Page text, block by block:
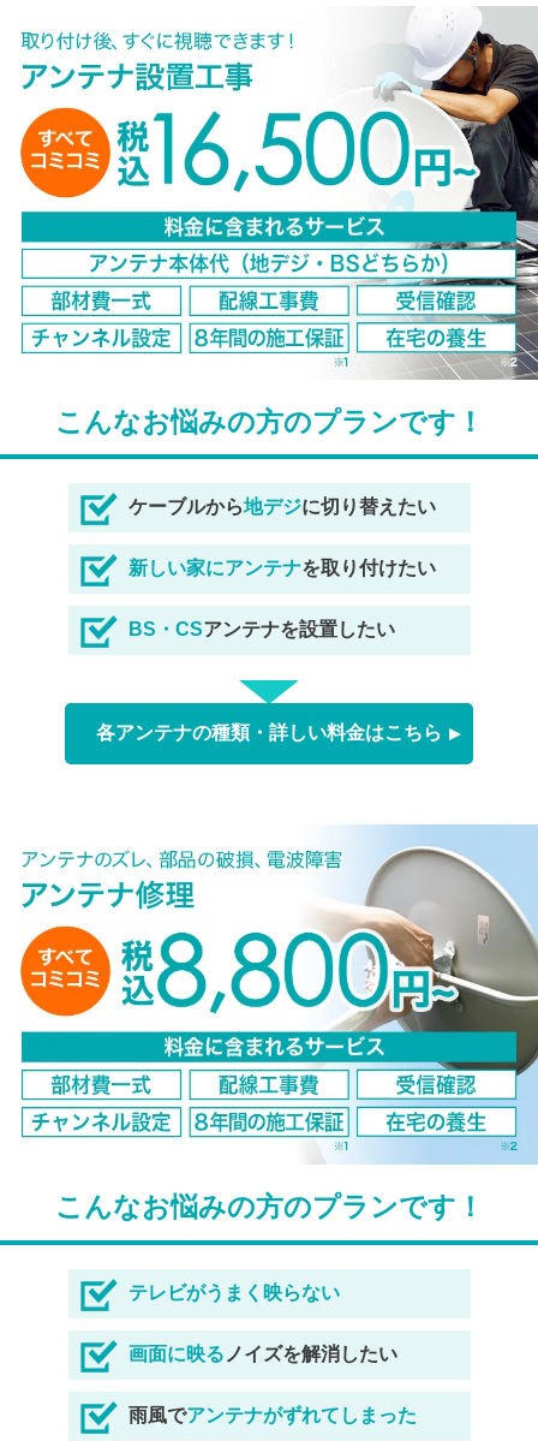
こんなお悩みの方のプランです！
ケーブルから地デジに切り替えたい
新しい家にアンテナを取り付けたい
BS・CSアンテナを設置したい
各アンテナの種類・詳しい料金はこちら
こんなお悩みの方のプランです！
テレビがうまく映らない
画面に映る ノイズを解消したい
雨風でアンテナがずれてしまった